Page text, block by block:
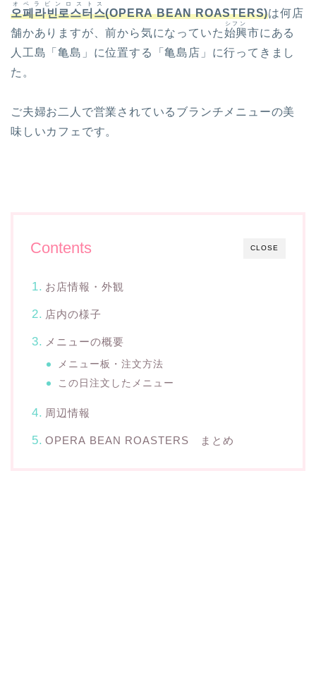
오페라빈로스터스
オペラビンロストス
(OPERA BEAN ROASTERS)は何店
舗かありますが、前から気になっていた始興
シフン
市にある
人工島「亀島」に位置する「亀島店」に行ってきまし
た。
ご夫婦お二人で営業されているブランチメニューの美
味しいカフェです。
CLOSE
Contents
お店情報・外観
店内の様子
メニューの概要
メニュー板・注文方法
この日注文したメニュー
周辺情報
OPERA BEAN ROASTERS まとめ